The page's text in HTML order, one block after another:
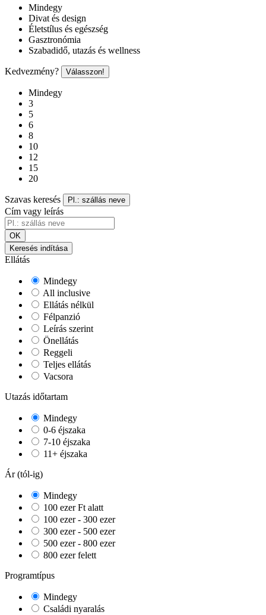
Mindegy
Divat és design
Életstílus és egészség
Gasztronómia
Szabadidő, utazás és wellness
Kedvezmény? Válasszon!
Mindegy
3
5
6
8
10
12
15
20
Szavas keresés Pl.: szállás neve
Cím vagy leírás
OK
Keresés indítása
Ellátás
Mindegy
All inclusive
Ellátás nélkül
Félpanzió
Leírás szerint
Önellátás
Reggeli
Teljes ellátás
Vacsora
Utazás időtartam
Mindegy
0-6 éjszaka
7-10 éjszaka
11+ éjszaka
Ár (tól-ig)
Mindegy
100 ezer Ft alatt
100 ezer - 300 ezer
300 ezer - 500 ezer
500 ezer - 800 ezer
800 ezer felett
Programtípus
Mindegy
Családi nyaralás